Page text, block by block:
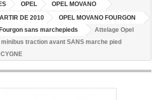
OPEL
OPEL MOVANO
DE 2010
OPEL MOVANO FOURGON
sans marchepieds
Attelage Opel
traction avant SANS marche pied